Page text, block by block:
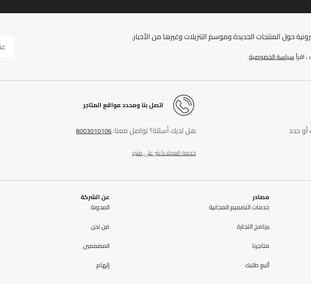
حول المنتجات الجديدة وموسم التنزيلات وغيرها من الأخبار.
اقرأسياسة الخصوصية.
أو حدد
اتصل بنا ومحدد مواقع المتاجر
هل لديك أسئلة؟ تواصل معنا:8003010106
خدمة العملاءاعثر على متجر
مصادر
خدمات التصميم المجانية
برنامج التجارة
متاجرنا
أتبع طلبك
عن الشركة
المدونة
من نحن
المصممين
إلهام